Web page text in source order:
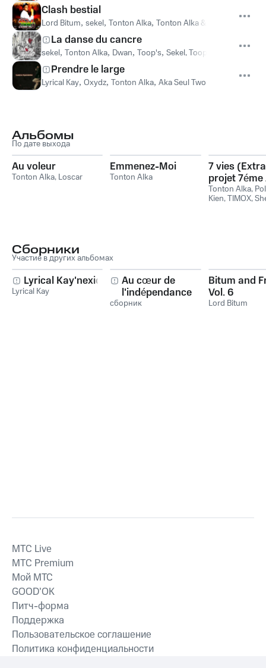
Clash bestial
Lord Bitum, sekel, Tonton Alka, Tonton Alka & Sekel
La danse du cancre
sekel, Tonton Alka, Dwan, Toop's, Sekel, Toop's, Tonton Alka,
Prendre le large
Lyrical Kay, Oxydz, Tonton Alka, Aka Seul Two
Альбомы
По дате выхода
Au voleur
Tonton Alka, Loscar
Emmenez-Moi
Tonton Alka
7 vies
projet
Rap)
Tonton Alka,
Kien,TIMOX,
Сборники
Участие в других альбомах
Lyrical Kay'nexion
Lyrical Kay
Au cœur de
l'indépendance
сборник
Bitum and
Vol. 6
Lord Bitum
MTС Live
MTС Premium
Мой МТС
GOOD’OK
Питч-форма
Поддержка
Пользовательское соглашение
Политика конфиденциальности